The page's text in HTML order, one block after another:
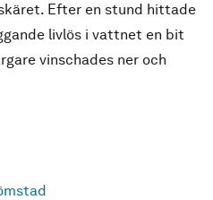
Efter en stund hittade
livlös i vattnet en bit
vinschades ner och